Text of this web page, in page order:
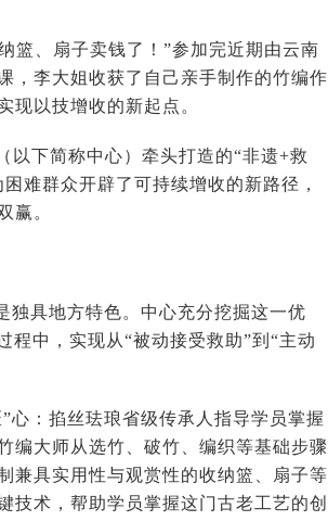
篮、扇子卖钱了！”参加完近期由云南
，李大姐收获了自己亲手制作的竹编作
现以技增收的新起点。
以下简称中心）牵头打造的“非遗+救
难群众开辟了可持续增收的新路径，
赢。
独具地方特色。中心充分挖掘这一优
程中，实现从“被动接受救助”到“主动
心：掐丝珐琅省级传承人指导学员掌握
编大师从选竹、破竹、编织等基础步骤
兼具实用性与观赏性的收纳篮、扇子等
技术，帮助学员掌握这门古老工艺的创